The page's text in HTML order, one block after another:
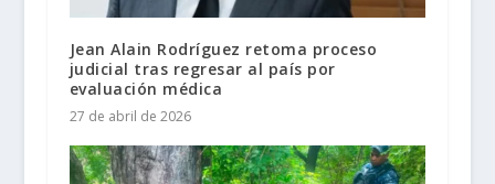
Jean Alain Rodríguez retoma proceso
judicial tras regresar al país por
evaluación médica
27 de abril de 2026